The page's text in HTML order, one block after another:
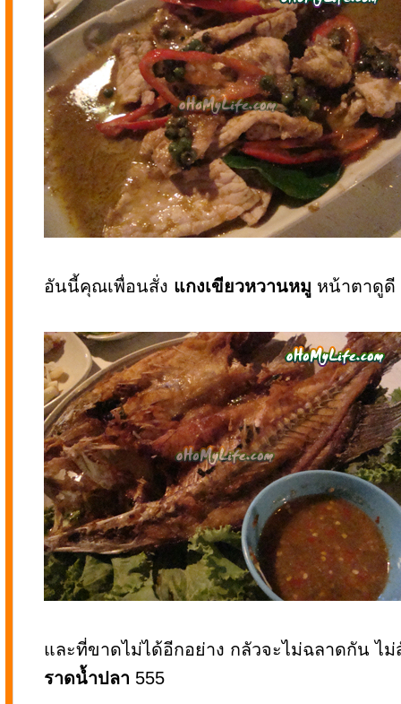
อันนี้คุณเพื่อนสั่ง แกงเขียวหวานหมู หน้าตาดูดี
และที่ขาดไม่ได้อีกอย่าง กลัวจะไม่ฉลาดกัน ไ
ราดน้ำปลา 555